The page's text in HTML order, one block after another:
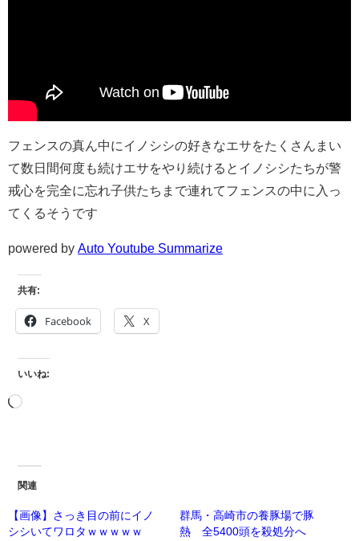
フェンスの真ん中にイノシシの好きなエサをたくさんまい
て数日間何度も続けエサをやり続けるとイノシシたちが警
戒心を完全に忘れ子供たちまで連れてフェンスの中に入っ
てくるそうです
powered by Auto Youtube Summarize
共有:
Facebook X
いいね:
関連
【画像】さっき目の前にイノ
シシいてワロタｗｗｗｗｗ
群馬・高崎市の養豚場で豚
熱 全5400頭を殺処分へ